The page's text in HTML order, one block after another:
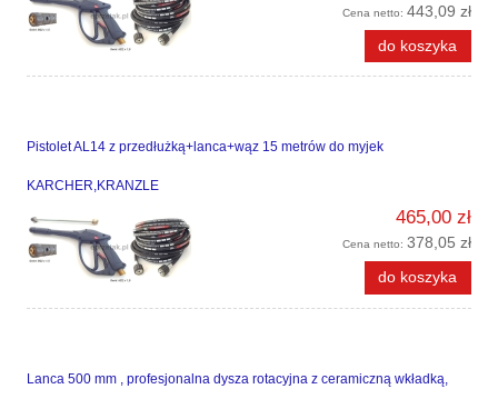
Cena netto: 443,09 zł
do koszyka
Pistolet AL14 z przedłużką+lanca+wąz 15 metrów do myjek
KARCHER,KRANZLE
465,00 zł
Cena netto: 378,05 zł
do koszyka
Lanca 500 mm , profesjonalna dysza rotacyjna z ceramiczną wkładką,